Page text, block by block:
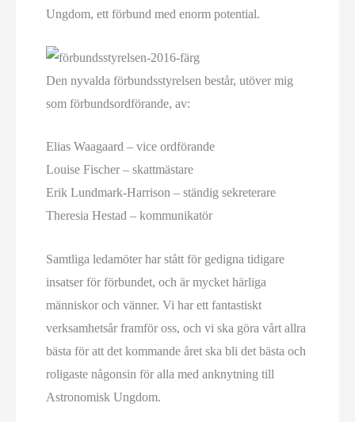
Ungdom, ett förbund med enorm potential.
Den nyvalda förbundsstyrelsen består, utöver mig
som förbundsordförande, av:
Elias Waagaard – vice ordförande
Louise Fischer – skattmästare
Erik Lundmark-Harrison – ständig sekreterare
Theresia Hestad – kommunikatör
Samtliga ledamöter har stått för gedigna tidigare
insatser för förbundet, och är mycket härliga
människor och vänner. Vi har ett fantastiskt
verksamhetsår framför oss, och vi ska göra vårt allra
bästa för att det kommande året ska bli det bästa och
roligaste någonsin för alla med anknytning till
Astronomisk Ungdom.